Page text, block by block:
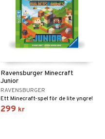
Ravensburger Minecraft
Junior
RAVENSBURGER
Ett Minecraft-spel för de lite yngre!
299 kr